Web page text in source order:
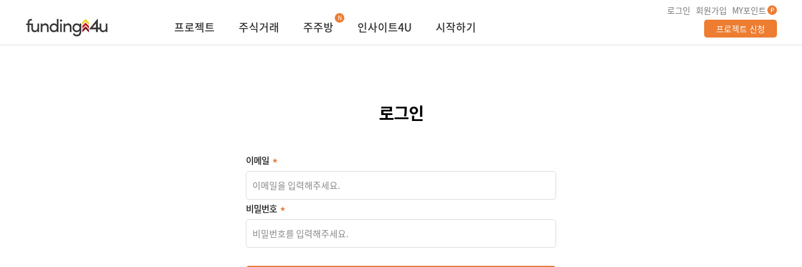
로그인 회원가입 MY포인트 P
프로젝트 주식거래
N
주주방 인사이트4U 시작하기 프로젝트 신청
로그인
이메일
비밀번호